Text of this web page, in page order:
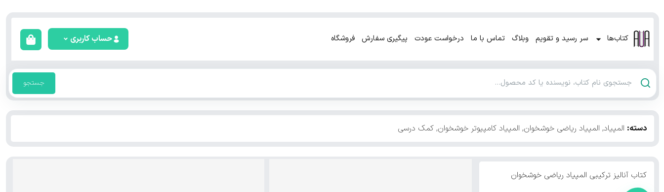
کتاب‌ها سر رسید و تقویم وبلاگ تماس با ما درخواست عودت پیگیری سفارش فروشگاه حساب کاربری
جستجو
دسته: المپیاد, المپیاد ریاضی خوشخوان, المپیاد کامپیوتر خوشخوان, کمک درسی
کتاب آنالیز ترکیبی المپیاد ریاضی خوشخوان